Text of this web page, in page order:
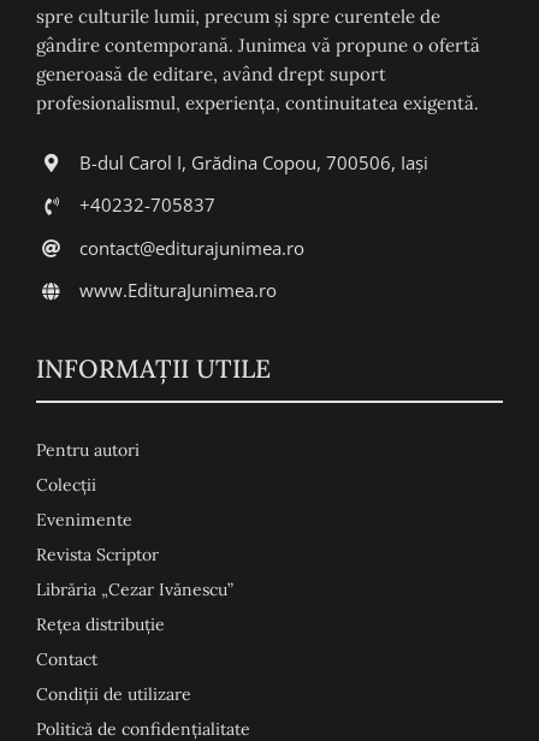
spre culturile lumii, precum şi spre curentele de
gândire contemporană. Junimea vă propune o ofertă
generoasă de editare, având drept suport
profesionalismul, experiența, continuitatea exigentă.
B-dul Carol I, Grădina Copou, 700506, Iași
+40232-705837
contact@editurajunimea.ro
www.EdituraJunimea.ro
INFORMAŢII UTILE
Pentru autori
Colecţii
Evenimente
Revista Scriptor
Librăria „Cezar Ivănescu”
Rețea distribuție
Contact
Condiţii de utilizare
Politică de confidențialitate